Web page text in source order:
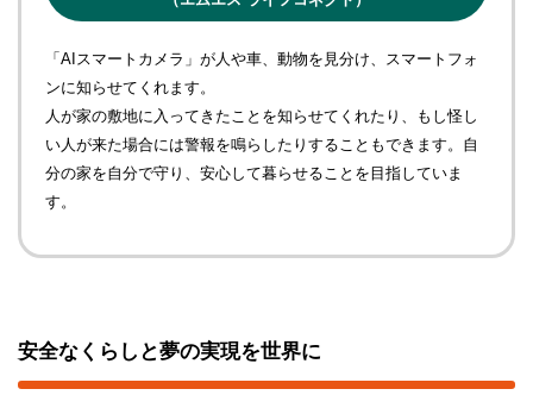
「AIスマートカメラ」が人や車、動物を見分け、スマートフォ
ンに知らせてくれます。
人が家の敷地に入ってきたことを知らせてくれたり、もし怪し
い人が来た場合には警報を鳴らしたりすることもできます。自
分の家を自分で守り、安心して暮らせることを目指していま
す。
安全なくらしと夢の実現を世界に